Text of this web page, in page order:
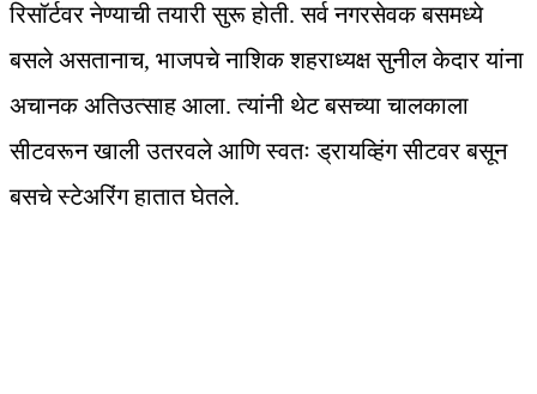
रिसॉर्टवर नेण्याची तयारी सुरू होती. सर्व नगरसेवक बसमध्ये
बसले असतानाच, भाजपचे नाशिक शहराध्यक्ष सुनील केदार यांना
अचानक अतिउत्साह आला. त्यांनी थेट बसच्या चालकाला
सीटवरून खाली उतरवले आणि स्वतः ड्रायव्हिंग सीटवर बसून
बसचे स्टेअरिंग हातात घेतले.